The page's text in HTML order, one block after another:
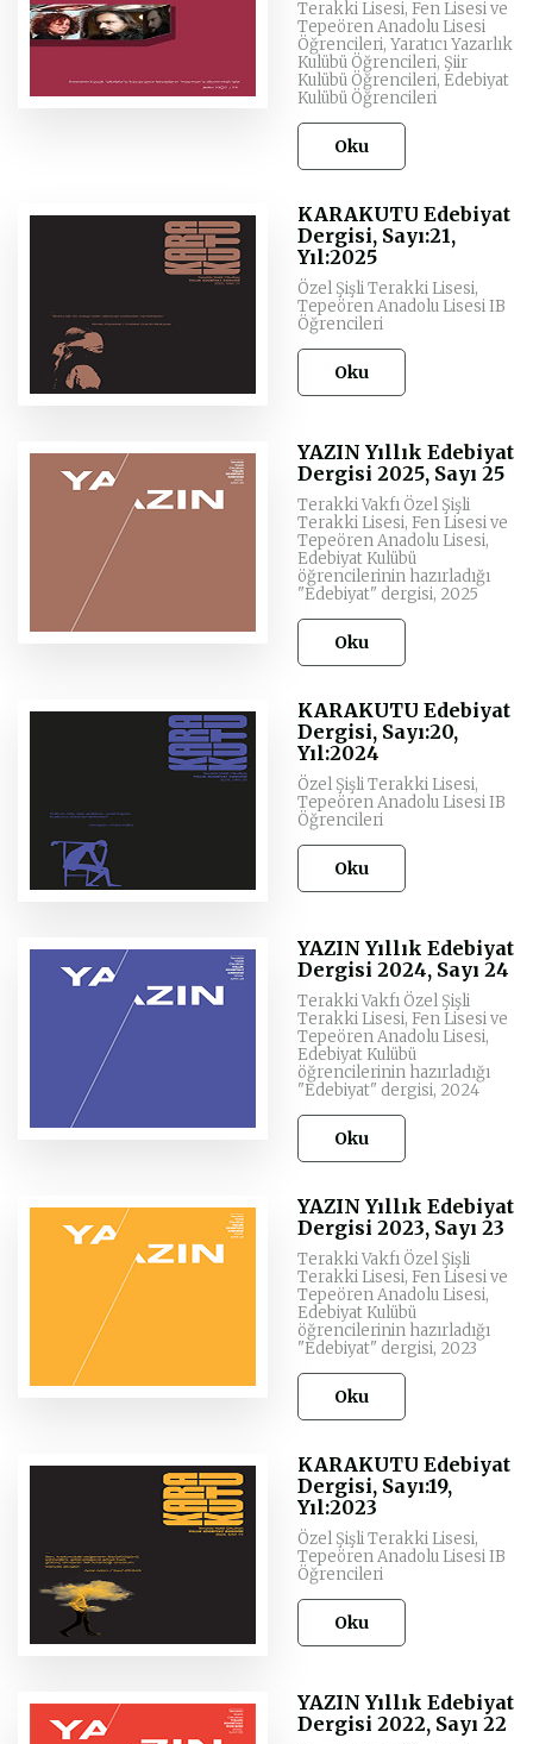
Terakki Lisesi, Fen Lisesi ve
Tepeören Anadolu Lisesi
Öğrencileri, Yaratıcı Yazarlık
Kulübü Öğrencileri, Şiir
Kulübü Öğrencileri, Edebiyat
Kulübü Öğrencileri
Oku
KARAKUTU Edebiyat
Dergisi, Sayı:21,
Yıl:2025
Özel Şişli Terakki Lisesi,
Tepeören Anadolu Lisesi IB
Öğrencileri
Oku
YAZIN Yıllık Edebiyat
Dergisi 2025, Sayı 25
Terakki Vakfı Özel Şişli
Terakki Lisesi, Fen Lisesi ve
Tepeören Anadolu Lisesi,
Edebiyat Kulübü
öğrencilerinin hazırladığı
"Edebiyat" dergisi, 2025
Oku
KARAKUTU Edebiyat
Dergisi, Sayı:20,
Yıl:2024
Özel Şişli Terakki Lisesi,
Tepeören Anadolu Lisesi IB
Öğrencileri
Oku
YAZIN Yıllık Edebiyat
Dergisi 2024, Sayı 24
Terakki Vakfı Özel Şişli
Terakki Lisesi, Fen Lisesi ve
Tepeören Anadolu Lisesi,
Edebiyat Kulübü
öğrencilerinin hazırladığı
"Edebiyat" dergisi, 2024
Oku
YAZIN Yıllık Edebiyat
Dergisi 2023, Sayı 23
Terakki Vakfı Özel Şişli
Terakki Lisesi, Fen Lisesi ve
Tepeören Anadolu Lisesi,
Edebiyat Kulübü
öğrencilerinin hazırladığı
"Edebiyat" dergisi, 2023
Oku
KARAKUTU Edebiyat
Dergisi, Sayı:19,
Yıl:2023
Özel Şişli Terakki Lisesi,
Tepeören Anadolu Lisesi IB
Öğrencileri
Oku
YAZIN Yıllık Edebiyat
Dergisi 2022, Sayı 22